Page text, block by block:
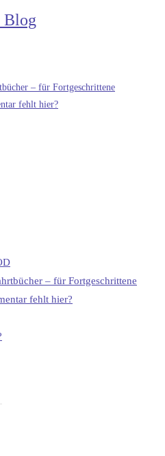
Blog
– für Fortgeschrittene
fehlt hier?
– für Fortgeschrittene
fehlt hier?